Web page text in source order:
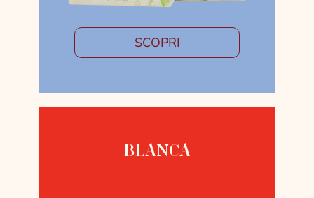
SCOPRI
BLANCA